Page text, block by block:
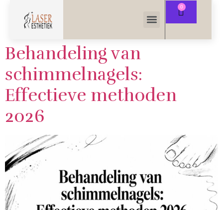
Behandeling van
schimmelnagels:
Effectieve methoden
2026